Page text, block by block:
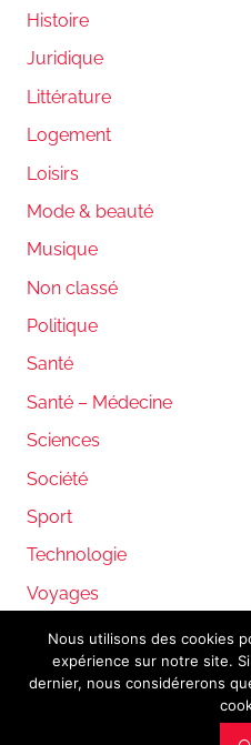
Histoire
Juridique
Littérature
Logement
Loisirs
Mode & beauté
Musique
Non classé
Politique
Santé
Santé – Médecine
Sciences
Société
Sport
Technologie
Voyages
WordPress Theme:
Nous utilisons des cookies
expérience sur notre site.
dernier, nous considérerons